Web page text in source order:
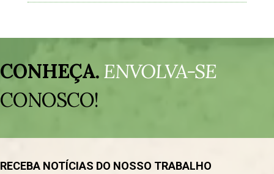
de
vídeo
CONHEÇA.ENVOLVA-SE
CONOSCO!
RECEBA NOTÍCIAS DO NOSSO TRABALHO